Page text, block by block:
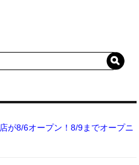
が8/6オープン！8/9までオープニ